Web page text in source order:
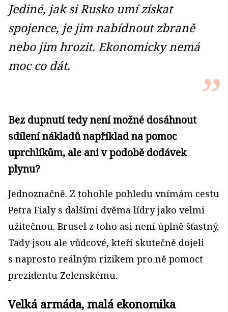
Jediné, jak si Rusko umí získat
spojence, je jim nabídnout zbraně
nebo jim hrozit. Ekonomicky nemá
moc co dát.
Bez dupnutí tedy není možné dosáhnout
sdílení nákladů například na pomoc
uprchlíkům, ale ani v podobě dodávek
plynu?
Jednoznačně. Z tohohle pohledu vnímám cestu
Petra Fialy s dalšími dvěma lídry jako velmi
užitečnou. Brusel z toho asi není úplně šťastný.
Tady jsou ale vůdcové, kteří skutečně dojeli
s naprosto reálným rizikem pro ně pomoct
prezidentu Zelenskému.
Velká armáda, malá ekonomika